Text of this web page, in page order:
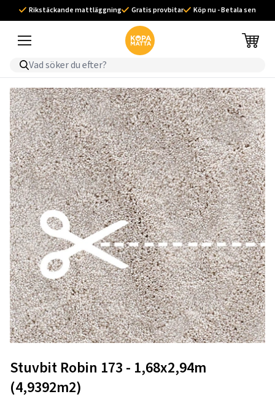
Rikstäckande mattläggning Gratis provbitar Köp nu - Betala sen
Stuvbit Robin 173 - 1,68x2,94m
(4,9392m2)